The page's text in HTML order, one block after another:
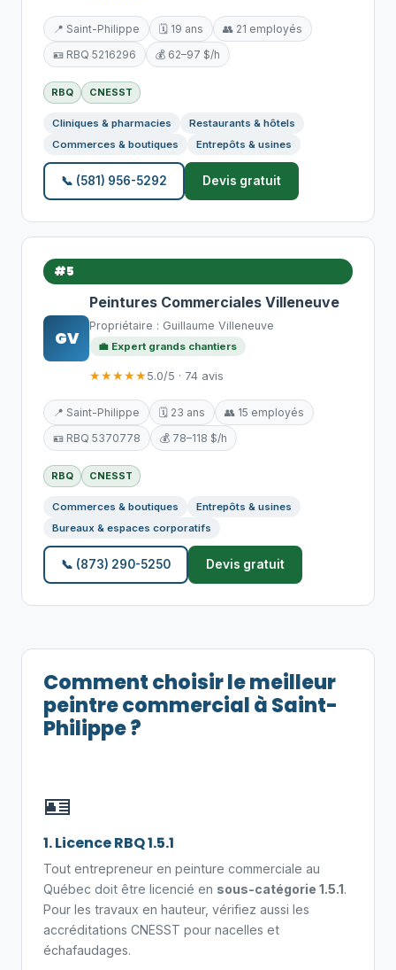
📍 Saint-Philippe 🗓️ 19 ans
👥 21 employés
🪪 RBQ 5216296
💰 62–97 $/h
RBQ CNESST
Cliniques & pharmacies
Restaurants & hôtels
Commerces & boutiques
Entrepôts & usines
📞 (581) 956-5292 Devis gratuit
#5
GV
Peintures Commerciales Villeneuve
Propriétaire : Guillaume Villeneuve
💼 Expert grands chantiers
★★★★★5.0/5 · 74 avis
📍 Saint-Philippe 🗓️ 23 ans
👥 15 employés
🪪 RBQ 5370778
💰 78–118 $/h
RBQ CNESST
Commerces & boutiques
Entrepôts & usines
Bureaux & espaces corporatifs
📞 (873) 290-5250 Devis gratuit
Comment choisir le meilleur
peintre commercial à Saint-
Philippe ?
🪪
1. Licence RBQ 1.5.1
Tout entrepreneur en peinture commerciale au
Québec doit être licencié en sous-catégorie 1.5.1.
Pour les travaux en hauteur, vérifiez aussi les
accréditations CNESST pour nacelles et
échafaudages.